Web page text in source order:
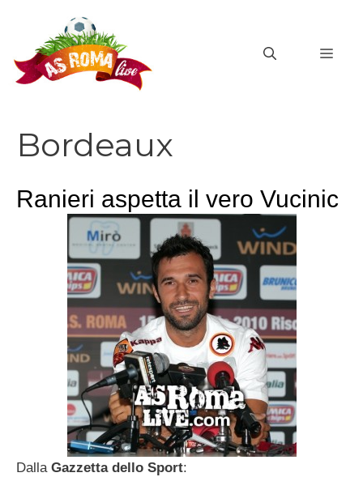
contenuto
Bordeaux
Ranieri aspetta il vero Vucinic
Dalla Gazzetta dello Sport: